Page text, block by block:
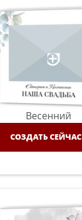
Весенний
СОЗДАТЬ СЕЙЧАС